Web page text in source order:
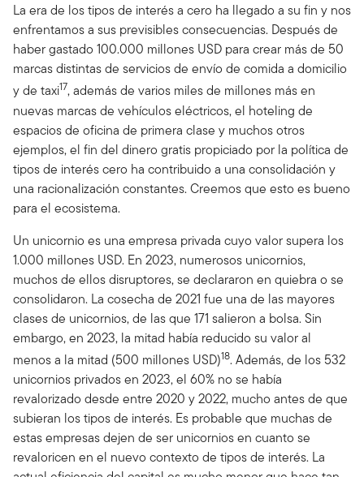
La era de los tipos de interés a cero ha llegado a su fin y nos
enfrentamos a sus previsibles consecuencias. Después de
haber gastado 100.000 millones USD para crear más de 50
marcas distintas de servicios de envío de comida a domicilio
y de taxi17, además de varios miles de millones más en
nuevas marcas de vehículos eléctricos, el hoteling de
espacios de oficina de primera clase y muchos otros
ejemplos, el fin del dinero gratis propiciado por la política de
tipos de interés cero ha contribuido a una consolidación y
una racionalización constantes. Creemos que esto es bueno
para el ecosistema.
Un unicornio es una empresa privada cuyo valor supera los
1.000 millones USD. En 2023, numerosos unicornios,
muchos de ellos disruptores, se declararon en quiebra o se
consolidaron. La cosecha de 2021 fue una de las mayores
clases de unicornios, de las que 171 salieron a bolsa. Sin
embargo, en 2023, la mitad había reducido su valor al
menos a la mitad (500 millones USD)18. Además, de los 532
unicornios privados en 2023, el 60% no se había
revalorizado desde entre 2020 y 2022, mucho antes de que
subieran los tipos de interés. Es probable que muchas de
estas empresas dejen de ser unicornios en cuanto se
revaloricen en el nuevo contexto de tipos de interés. La